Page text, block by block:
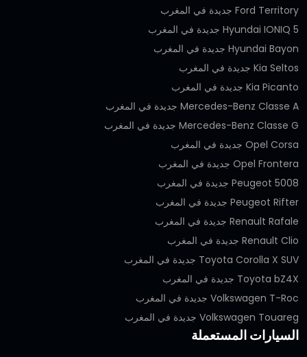
Ford Territory جديدة في المغرب
Hyundai IONIQ 5 جديدة في المغرب
Hyundai Bayon جديدة في المغرب
Kia Seltos جديدة في المغرب
Kia Picanto جديدة في المغرب
Mercedes-Benz Classe A جديدة في المغرب
Mercedes-Benz Classe G جديدة في المغرب
Opel Corsa جديدة في المغرب
Opel Frontera جديدة في المغرب
Peugeot 5008 جديدة في المغرب
Peugeot Rifter جديدة في المغرب
Renault Rafale جديدة في المغرب
Renault Clio جديدة في المغرب
Toyota Corolla X SUV جديدة في المغرب
Toyota bZ4X جديدة في المغرب
Volkswagen T-Roc جديدة في المغرب
Volkswagen Touareg جديدة في المغرب
السيارات المستعملة